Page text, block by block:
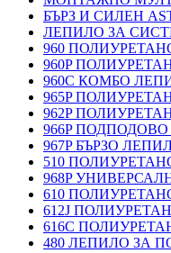
БЪРЗ И СИЛЕН
ЛЕПИЛО ЗА
960
960P
960C КОМБО
965P
962P
966P
967P БЪРЗО
510
968P
610
612J
616C
480 ЛЕПИЛО ЗА